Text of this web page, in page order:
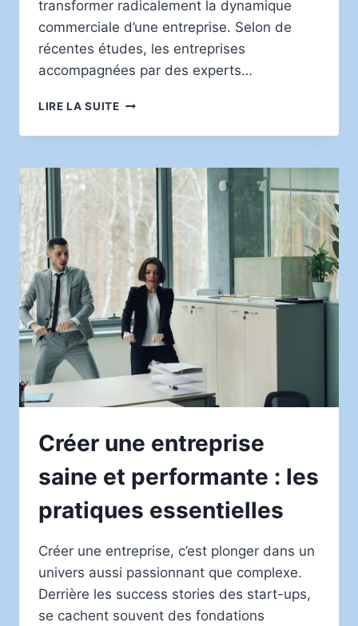
transformer radicalement la dynamique
commerciale d’une entreprise. Selon de
récentes études, les entreprises
accompagnées par des experts…
LIRE LA SUITEBOOSTER
PERFORMANCE
VOTRE
GRÂCE
DES
STRATÉGIES
MARKETING
INNOVANTES
Créer une entreprise
saine et performante : les
pratiques essentielles
Créer une entreprise, c’est plonger dans un
univers aussi passionnant que complexe.
Derrière les success stories des start-ups,
se cachent souvent des fondations